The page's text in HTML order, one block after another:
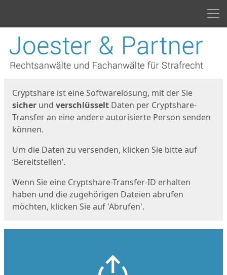
Start
Cryptshare ist eine Softwarelösung, mit der Sie
sicher und verschlüsselt Daten per Cryptshare-
Transfer an eine andere autorisierte Person senden
können.
Um die Daten zu versenden, klicken Sie bitte auf
‘Bereitstellen’.
Wenn Sie eine Cryptshare-Transfer-ID erhalten
haben und die zugehörigen Dateien abrufen
möchten, klicken Sie auf 'Abrufen'.